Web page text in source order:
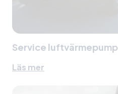
Service luftvärmepump
Läs mer